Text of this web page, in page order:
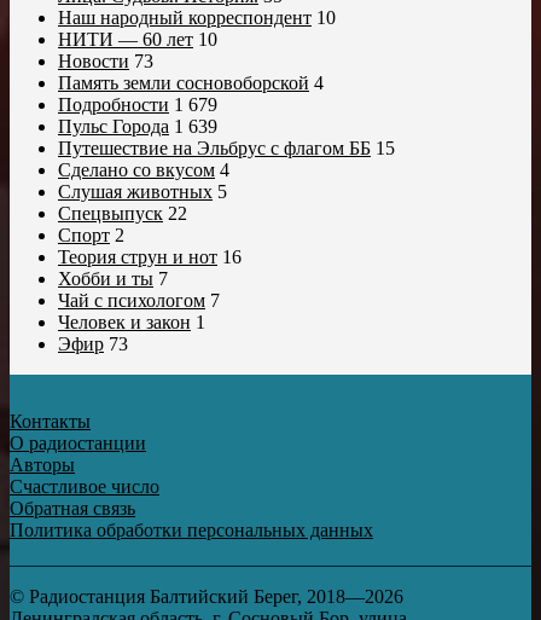
Наш народный корреспондент 10
НИТИ — 60 лет 10
Новости 73
Память земли сосновоборской 4
Подробности 1 679
Пульс Города 1 639
Путешествие на Эльбрус с флагом ББ 15
Сделано со вкусом 4
Слушая животных 5
Спецвыпуск 22
Спорт 2
Теория струн и нот 16
Хобби и ты 7
Чай с психологом 7
Человек и закон 1
Эфир 73
Контакты
О радиостанции
Авторы
Счастливое число
Обратная связь
Политика обработки персональных данных
© Радиостанция Балтийский Берег, 2018—2026